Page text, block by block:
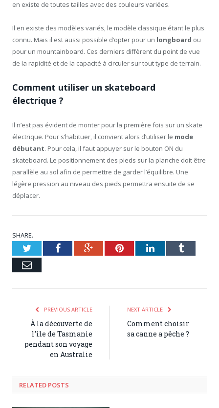
en existe de toutes tailles avec des couleurs variées.
Il en existe des modèles variés, le modèle classique étant le plus
connu. Mais il est aussi possible d’opter pour un longboard ou
pour un mountainboard. Ces derniers diffèrent du point de vue
de la rapidité et de la capacité à circuler sur tout type de terrain.
Comment utiliser un skateboard
électrique ?
Il n’est pas évident de monter pour la première fois sur un skate
électrique. Pour s’habituer, il convient alors d’utiliser le mode
débutant. Pour cela, il faut appuyer sur le bouton ON du
skateboard. Le positionnement des pieds sur la planche doit être
parallèle au sol afin de permettre de garder l’équilibre. Une
légère pression au niveau des pieds permettra ensuite de se
déplacer.
SHARE.
TwitterFacebookGoogle+PinterestLinkedInTumblr
Email
PREVIOUS ARTICLE
À la découverte de
l’ile de Tasmanie
pendant son voyage
en Australie
NEXT ARTICLE
Comment choisir
sa canne a pêche ?
RELATED POSTS